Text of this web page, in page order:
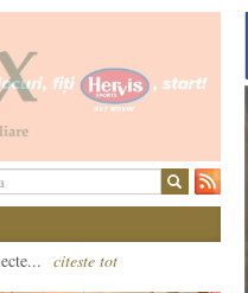
citeste tot